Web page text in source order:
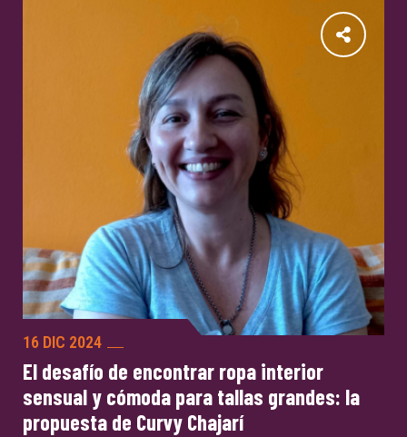
16 DIC 2024
El desafío de encontrar ropa interior
sensual y cómoda para tallas grandes: la
propuesta de Curvy Chajarí